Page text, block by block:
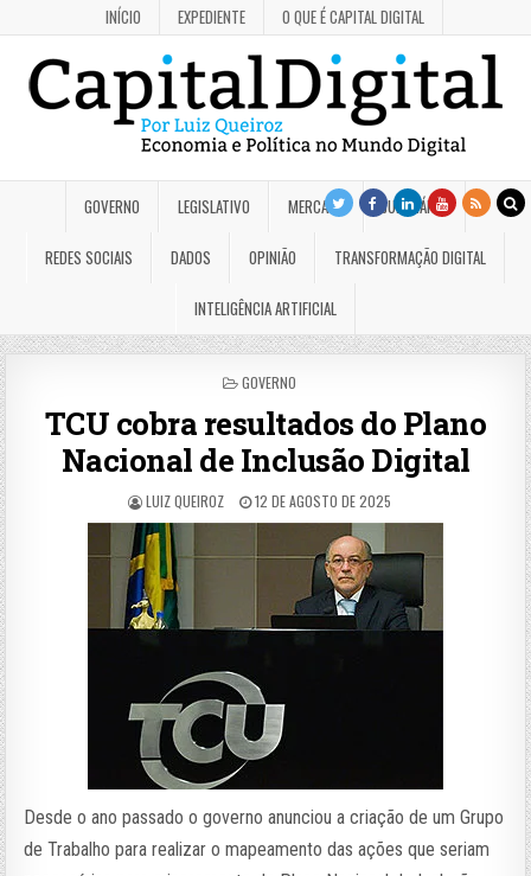
INÍCIO EXPEDIENTE O QUE É CAPITAL DIGITAL
GOVERNO LEGISLATIVO MERCADO JUDICIÁRIO
REDES SOCIAIS DADOS OPINIÃO TRANSFORMAÇÃO DIGITAL
INTELIGÊNCIA ARTIFICIAL
POSTED
GOVERNO
TCU cobra resultados do Plano
Nacional de Inclusão Digital
LUIZ QUEIROZ 12 DE AGOSTO DE 2025
Desde o ano passado o governo anunciou a criação de um Grupo
de Trabalho para realizar o mapeamento das ações que seriam